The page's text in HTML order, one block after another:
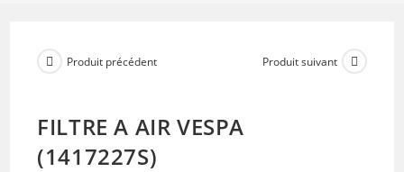
Produit précédent Produit suivant
FILTRE A AIR VESPA
(1417227S)